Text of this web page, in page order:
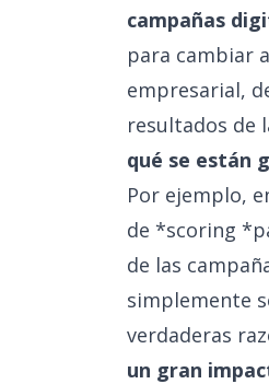
campañas
para cambiar
empresarial,
resultados de
qué se están
Por ejemplo,
de *scoring
de las
simplemente
verdaderas
un gran